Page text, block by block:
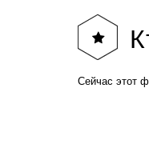
Сейчас этот